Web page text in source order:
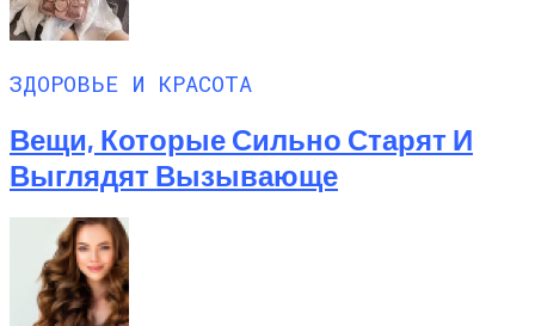
ЗДОРОВЬЕ И КРАСОТА
Вещи, Которые Сильно Старят И
Выглядят Вызывающе